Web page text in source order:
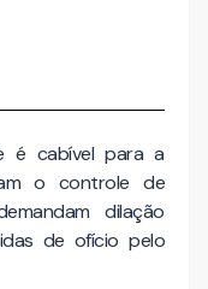
é cabível para a
o controle de
dilação
de ofício pelo